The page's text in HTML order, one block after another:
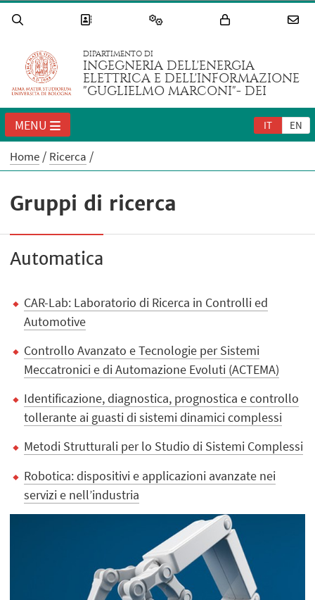
DIPARTIMENTO DI
INGEGNERIA DELL'ENERGIA
ELETTRICA E DELL'INFORMAZIONE
"GUGLIELMO MARCONI"- DEI
IT EN
MENU
Home Ricerca
Gruppi di ricerca
Automatica
CAR-Lab: Laboratorio di Ricerca in Controlli ed
Automotive
Controllo Avanzato e Tecnologie per Sistemi
Meccatronici e di Automazione Evoluti (ACTEMA)
Identificazione, diagnostica, prognostica e controllo
tollerante ai guasti di sistemi dinamici complessi
Metodi Strutturali per lo Studio di Sistemi Complessi
Robotica: dispositivi e applicazioni avanzate nei
servizi e nell’industria